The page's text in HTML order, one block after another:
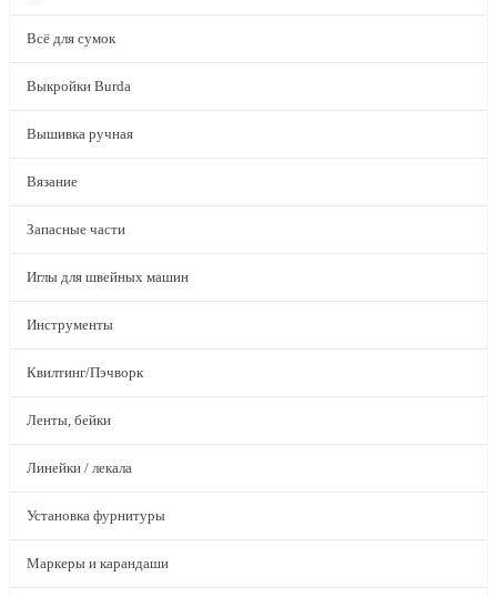
Всё для сумок
Выкройки Burda
Вышивка ручная
Вязание
Запасные части
Иглы для швейных машин
Инструменты
Квилтинг/Пэчворк
Ленты, бейки
Линейки / лекала
Установка фурнитуры
Маркеры и карандаши